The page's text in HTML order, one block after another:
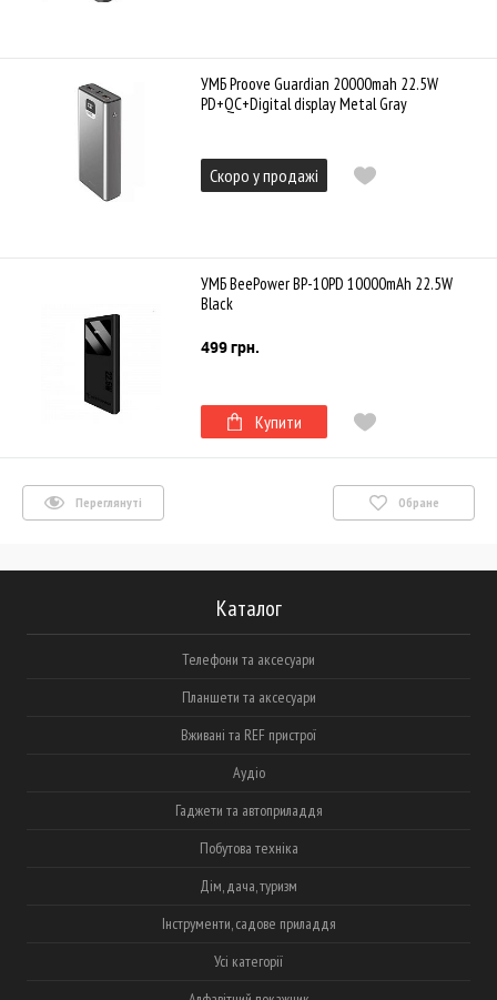
УМБ Proove Guardian 20000mah 22.5W
PD+QC+Digital display Metal Gray
Скоро у продажі
УМБ BeePower BP-10PD 10000mAh 22.5W
Black
499 грн.
Купити
Переглянуті Обране
Каталог
Телефони та аксесуари
Планшети та аксесуари
Вживані та REF пристрої
Аудіо
Гаджети та автоприладдя
Побутова техніка
Дім, дача, туризм
Інструменти, садове приладдя
Усі категорії